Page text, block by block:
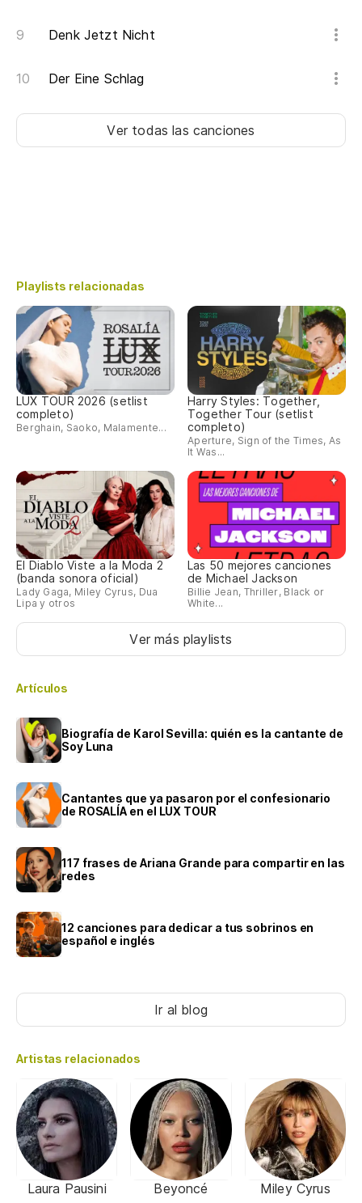
Denk Jetzt Nicht
Der Eine Schlag
Ver todas las canciones
Playlists relacionadas
LUX TOUR 2026 (setlist
completo)
Berghain, Saoko, Malamente...
Harry Styles: Together,
Together Tour (setlist
completo)
Aperture, Sign of the Times, As
It Was...
El Diablo Viste a la Moda 2
(banda sonora oficial)
Lady Gaga, Miley Cyrus, Dua
Lipa y otros
Las 50 mejores canciones
de Michael Jackson
Billie Jean, Thriller, Black or
White...
Ver más playlists
Artículos
Biografía de Karol Sevilla: quién es la cantante de
Soy Luna
Cantantes que ya pasaron por el confesionario
de ROSALÍA en el LUX TOUR
117 frases de Ariana Grande para compartir en las
redes
12 canciones para dedicar a tus sobrinos en
español e inglés
Ir al blog
Artistas relacionados
Laura Pausini Beyoncé Miley Cyrus